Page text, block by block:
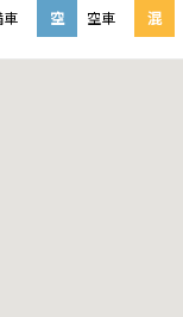
車 空 空車 混